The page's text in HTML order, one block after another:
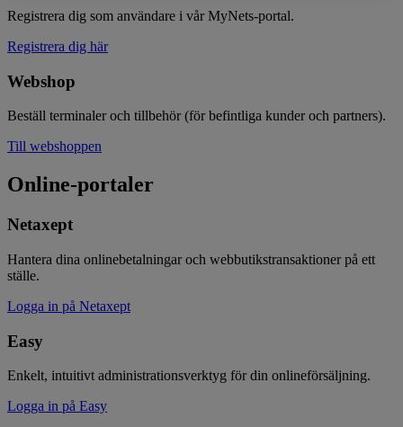
Registrera dig som användare i vår MyNets-portal.
Registrera dig här
Webshop
Beställ terminaler och tillbehör (för befintliga kunder och partners).
Till webshoppen
Online-portaler
Netaxept
Hantera dina onlinebetalningar och webbutikstransaktioner på ett
ställe.
Logga in på Netaxept
Easy
Enkelt, intuitivt administrationsverktyg för din onlineförsäljning.
Logga in på Easy